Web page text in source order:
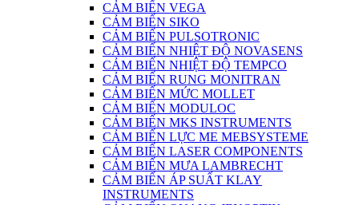
CẢM BIẾN VEGA
CẢM BIẾN SIKO
CẢM BIẾN PULSOTRONIC
CẢM BIẾN NHIỆT ĐỘ NOVASENS
CẢM BIẾN NHIỆT ĐỘ TEMPCO
CẢM BIẾN RUNG MONITRAN
CẢM BIẾN MỨC MOLLET
CẢM BIẾN MODULOC
CẢM BIẾN MKS INSTRUMENTS
CẢM BIẾN LỰC ME MEBSYSTEME
CẢM BIẾN LASER COMPONENTS
CẢM BIẾN MƯA LAMBRECHT
CẢM BIẾN ÁP SUẤT KLAY
INSTRUMENTS